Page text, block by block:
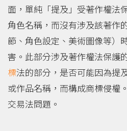
面，單純「提及」受著作權法
角色名稱，而沒有涉及該著作
節、角色設定、美術圖像等）
害。此部分涉及著作權法保護
標法的部分，是否可能因為提
或作品名稱，而構成商標侵權
交易法問題。